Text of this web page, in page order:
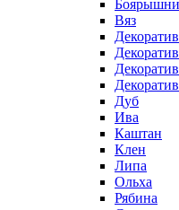
Вяз
Дуб
Ива
Каштан
Клен
Липа
Ольха
Рябина